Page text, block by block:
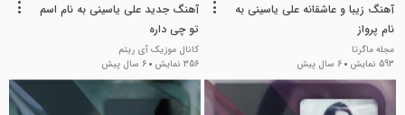
آهنگ زیبا و عاشقانه علی یاسینی به
نام پرواز
مجله ماگرتا
593 نمایش
6 سال پیش
آهنگ جدید علی یاسینی به نام اسم
تو چی داره
کانال موزیک آی ریتم
356 نمایش
6 سال پیش